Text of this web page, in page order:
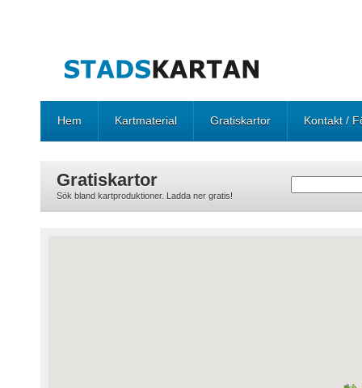
Hem Kartmaterial Gratiskartor Kontakt /
Gratiskartor
Sök bland kartproduktioner. Ladda ner gratis!